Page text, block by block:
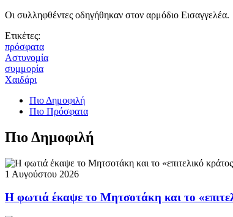
Οι συλληφθέντες οδηγήθηκαν στον αρμόδιο Εισαγγελέα.
Ετικέτες:
πρόσφατα
Αστυνομία
συμμορία
Χαιδάρι
Πιο Δημοφιλή
Πιο Πρόσφατα
Πιο Δημοφιλή
1 Αυγούστου 2026
Η φωτιά έκαψε το Μητσοτάκη και το